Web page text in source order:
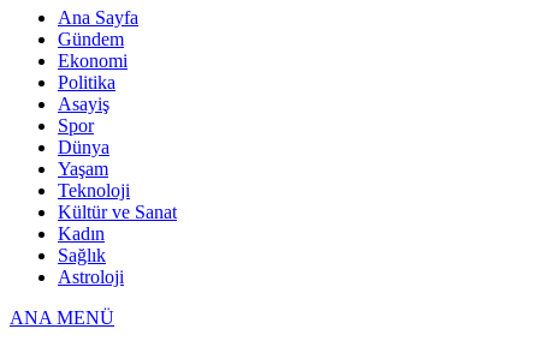
Ana Sayfa
Gündem
Ekonomi
Politika
Asayiş
Spor
Dünya
Yaşam
Teknoloji
Kültür ve Sanat
Kadın
Sağlık
Astroloji
ANA MENÜ